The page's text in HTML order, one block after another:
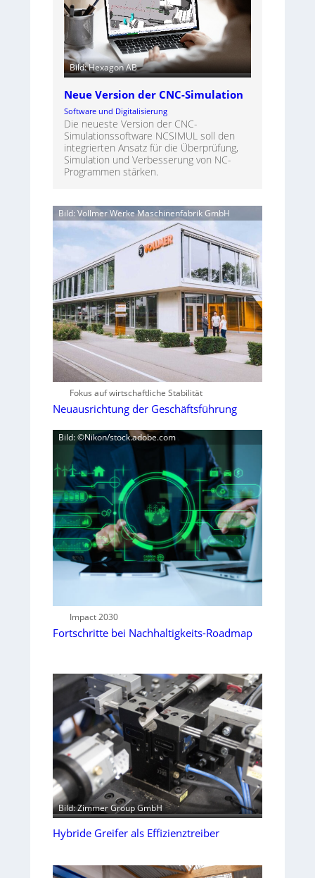
Bild: Hexagon AB
Neue Version der CNC-Simulation
Software und Digitalisierung
Die neueste Version der CNC-
Simulationssoftware NCSIMUL soll den
integrierten Ansatz für die Überprüfung,
Simulation und Verbesserung von NC-
Programmen stärken.
Bild: Vollmer Werke Maschinenfabrik GmbH
Fokus auf wirtschaftliche Stabilität
Neuausrichtung der Geschäftsführung
Bild: ©Nikon/stock.adobe.com
Impact 2030
Fortschritte bei Nachhaltigkeits-Roadmap
Bild: Zimmer Group GmbH
Hybride Greifer als Effizienztreiber